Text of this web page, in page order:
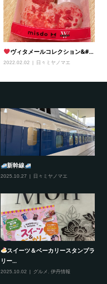
ヴィタメールコレクション&#...
2022.02.02 日々ミヤノマエ
新幹線
2025.10.27 日々ミヤノマエ
スイーツ＆ベーカリースタンプラ
リー...
2025.10.02 グルメ 伊丹情報